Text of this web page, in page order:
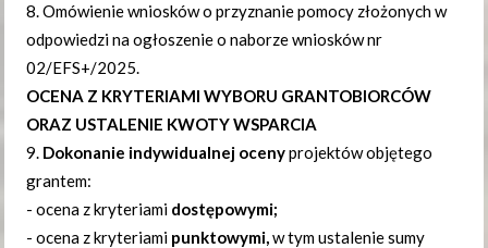
8. Omówienie wniosków o przyznanie pomocy złożonych w
odpowiedzi na ogłoszenie o naborze wniosków nr
02/EFS+/2025.
OCENA Z KRYTERIAMI WYBORU GRANTOBIORCÓW
ORAZ USTALENIE KWOTY WSPARCIA
9. Dokonanie indywidualnej ocenyprojektów objętego
grantem:
- ocena z kryteriami dostępowymi;
- ocena z kryteriami punktowymi,w tym ustalenie sumy